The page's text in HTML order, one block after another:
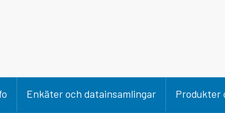
Enkäter och datainsamlingar Produkter